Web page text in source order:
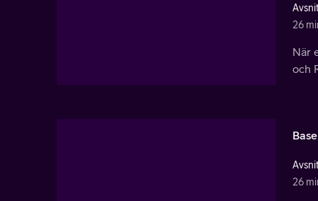
26
När
och
26